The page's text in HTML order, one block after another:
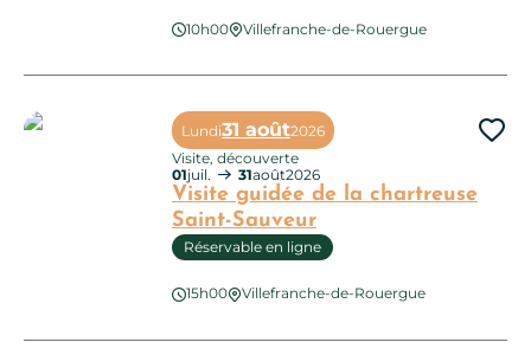
10h00 Villefranche-de-Rouergue
Visite guidée de la bastide de Villefranche de Rouergue
Visite guidée de la chartreuse
Saint-Sauveur
Réservable en ligne
15h00 Villefranche-de-Rouergue
Lundi31 août2026
Visite, découverte
01juil. 31août2026
Visite guidée de la chartreuse Saint-Sauveur